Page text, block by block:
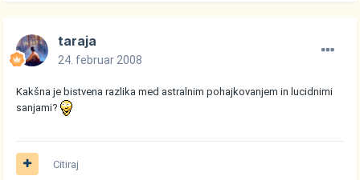
taraja
24. februar 2008
Kakšna je bistvena razlika med astralnim pohajkovanjem in lucidnimi
sanjami?
Citiraj